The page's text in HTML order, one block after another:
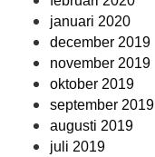
januari 2020
december 2019
november 2019
oktober 2019
september 2019
augusti 2019
juli 2019